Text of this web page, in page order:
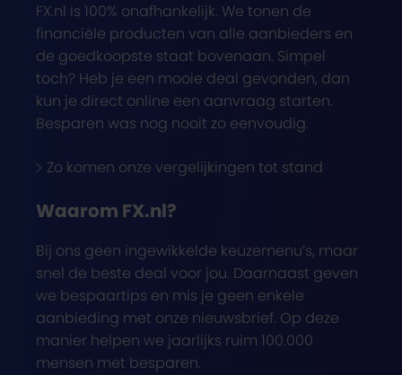
FX.nl is 100% onafhankelijk. We tonen de
financiële producten van alle aanbieders en
de goedkoopste staat bovenaan. Simpel
toch? Heb je een mooie deal gevonden, dan
kun je direct online een aanvraag starten.
Besparen was nog nooit zo eenvoudig.
Zo komen onze vergelijkingen tot stand
Waarom FX.nl?
Bij ons geen ingewikkelde keuzemenu’s, maar
snel de beste deal voor jou. Daarnaast geven
we bespaartips en mis je geen enkele
aanbieding met onze nieuwsbrief. Op deze
manier helpen we jaarlijks ruim 100.000
mensen met besparen.